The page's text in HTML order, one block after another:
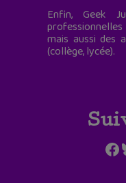
Enfin, Geek
mais aussi des
(collège, lycée).